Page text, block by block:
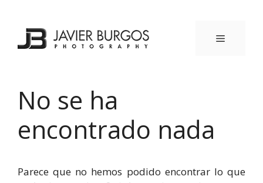
contenido
MENÚ
No se ha
encontrado nada
Parece que no hemos podido encontrar lo que